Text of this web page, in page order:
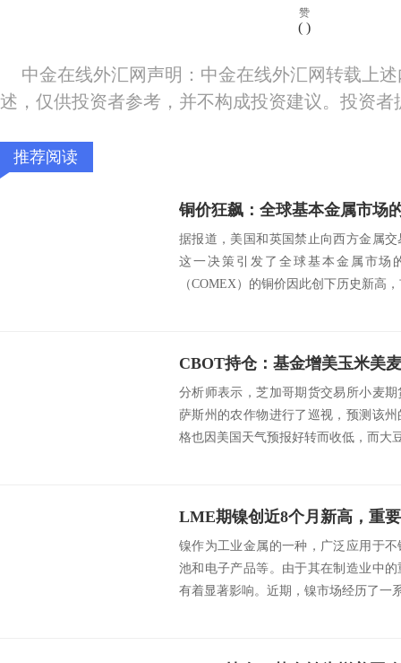
赞
( )
中金在线外汇网声明：中金在线外汇网转载上
述，仅供投资者参考，并不构成投资建议。投资
推荐阅读
铜价狂飙：全球基本金属市场
据报道，美国和英国禁止向西方金属
这一决策引发了全球基本金属市场
（COMEX）的铜价因此创下历史新高
分析师表示，芝加哥期货交易所小麦
萨斯州的农作物进行了巡视，预测该
格也因美国天气预报好转而收低，而大
镍作为工业金属的一种，广泛应用于
池和电子产品等。由于其在制造业中
有着显著影响。近期，镍市场经历了一